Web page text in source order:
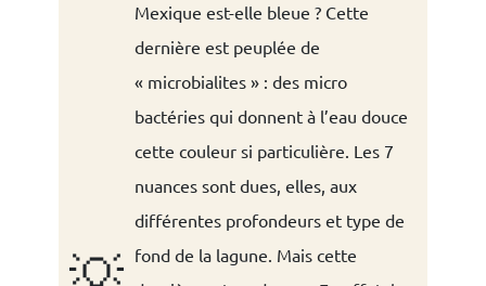
Mexique est-elle bleue ? Cette
dernière est peuplée de
« microbialites » : des micro
bactéries qui donnent à l’eau douce
cette couleur si particulière. Les 7
nuances sont dues, elles, aux
différentes profondeurs et type de
fond de la lagune. Mais cette